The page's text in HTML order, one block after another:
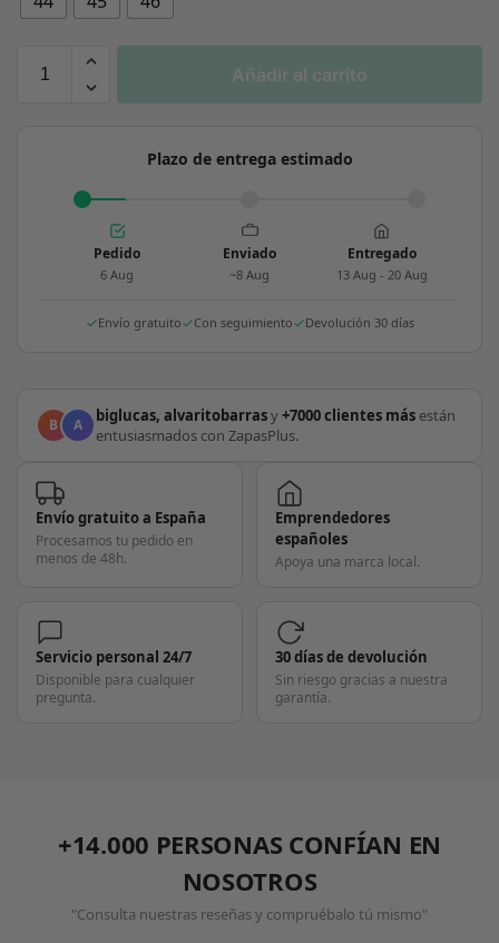
Añadir al carrito
Plazo de entrega estimado
Pedido
6 Aug
Enviado
~8 Aug
Entregado
13 Aug - 20 Aug
Envío gratuito Con seguimiento Devolución 30 días
B A biglucas, alvaritobarrasy+7000 clientes más están
entusiasmados con ZapasPlus.
Envío gratuito a España
Procesamos tu pedido en
menos de 48h.
Emprendedores
españoles
Apoya una marca local.
Servicio personal 24/7
Disponible para cualquier
pregunta.
30 días de devolución
Sin riesgo gracias a nuestra
garantía.
+14.000 PERSONAS CONFÍAN EN
NOSOTROS
"Consulta nuestras reseñas y compruébalo tú mismo"